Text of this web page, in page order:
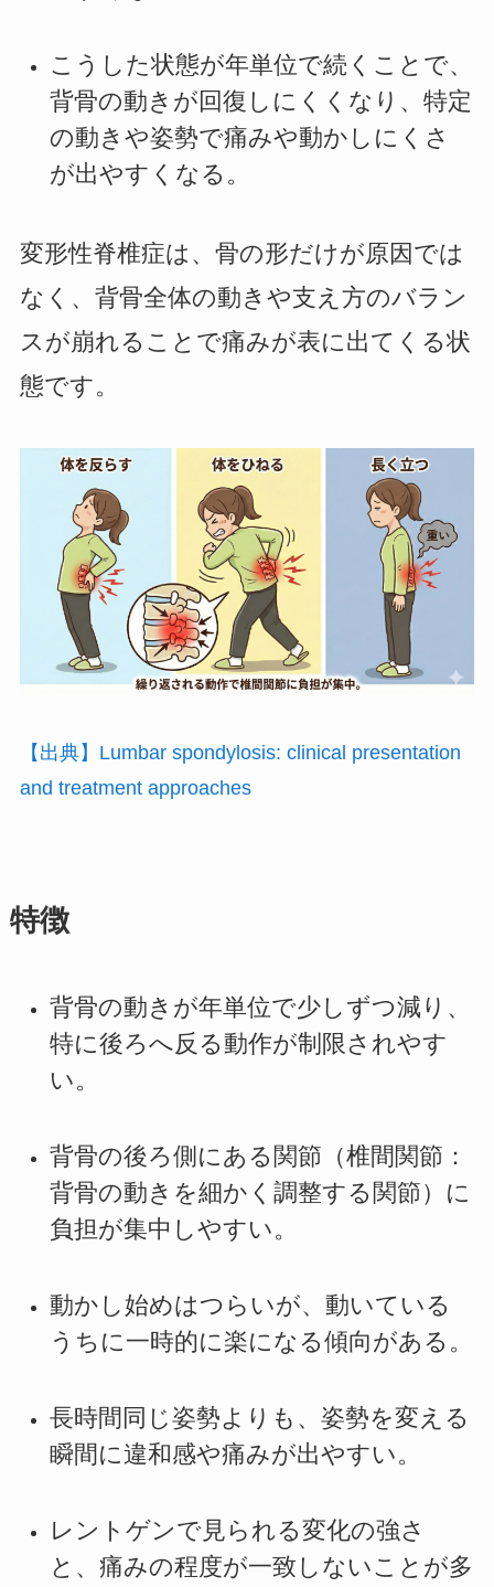
こうした状態が年単位で続くことで、
背骨の動きが回復しにくくなり、特定
の動きや姿勢で痛みや動かしにくさ
が出やすくなる。
変形性脊椎症は、骨の形だけが原因では
なく、背骨全体の動きや支え方のバラン
スが崩れることで痛みが表に出てくる状
態です。
【出典】Lumbar spondylosis: clinical presentation
and treatment approaches
特徴
背骨の動きが年単位で少しずつ減り、
特に後ろへ反る動作が制限されやす
い。
背骨の後ろ側にある関節（椎間関節：
背骨の動きを細かく調整する関節）に
負担が集中しやすい。
動かし始めはつらいが、動いている
うちに一時的に楽になる傾向がある。
長時間同じ姿勢よりも、姿勢を変える
瞬間に違和感や痛みが出やすい。
レントゲンで見られる変化の強さ
と、痛みの程度が一致しないことが多